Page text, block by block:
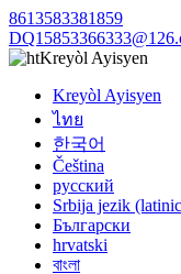
8613583381859
Kreyòl Ayisyen
Kreyòl Ayisyen
ไทย
한국어
Čeština
русский
Srbija jezik
Български
hrvatski
বাংলা